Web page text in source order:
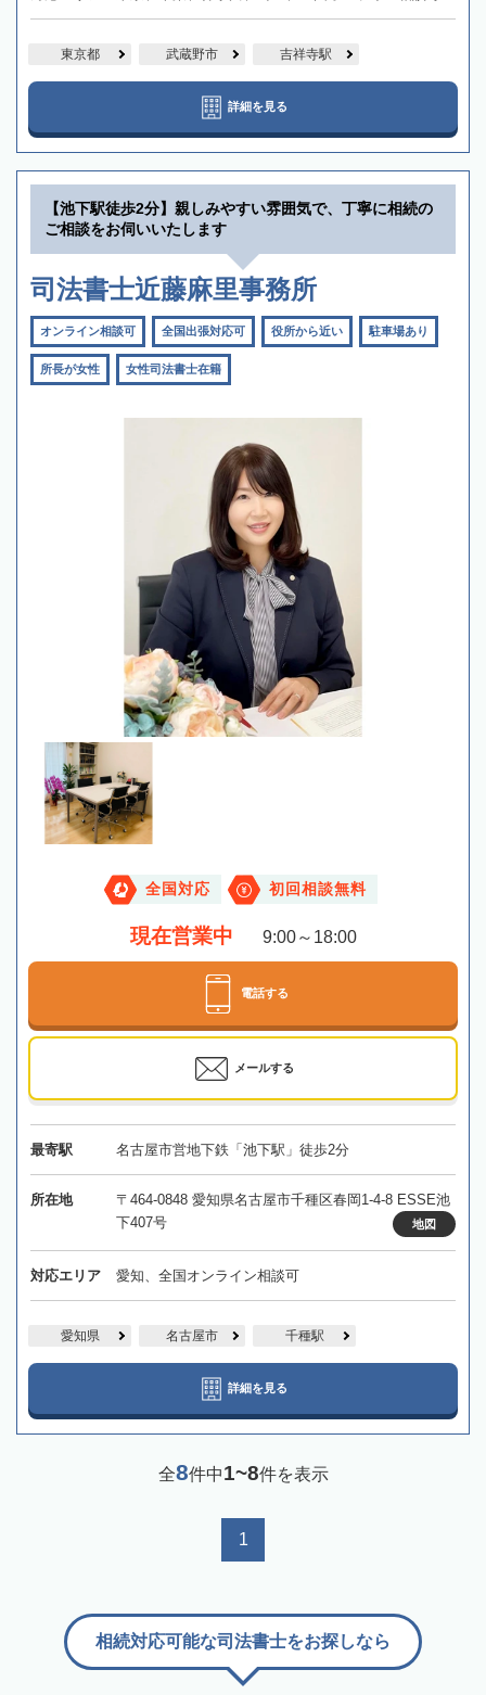
東京都 武蔵野市 吉祥寺駅
詳細を見る
【池下駅徒歩2分】親しみやすい雰囲気で、丁寧に相続の
ご相談をお伺いいたします
司法書士近藤麻里事務所
オンライン相談可 全国出張対応可 役所から近い 駐車場あり
所長が女性 女性司法書士在籍
全国対応 初回相談無料
現在営業中 9:00～18:00
電話する
メールする
最寄駅 名古屋市営地下鉄「池下駅」徒歩2分
所在地
〒464-0848 愛知県名古屋市千種区春岡1-4-8 ESSE池
下407号
地図
対応エリア 愛知、全国オンライン相談可
愛知県 名古屋市 千種駅
詳細を見る
全8件中1~8件を表示
1
相続対応可能な司法書士をお探しなら